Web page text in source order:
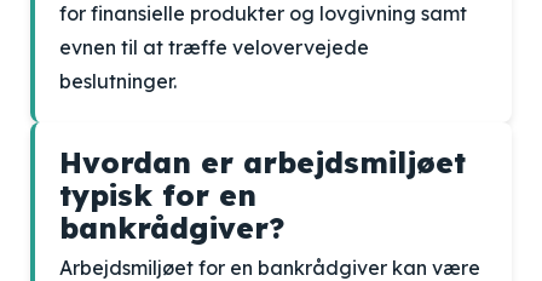
for finansielle produkter og lovgivning samt
evnen til at træffe velovervejede
beslutninger.
Hvordan er arbejdsmiljøet
typisk for en
bankrådgiver?
Arbejdsmiljøet for en bankrådgiver kan være